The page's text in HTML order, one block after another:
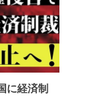
に経済制